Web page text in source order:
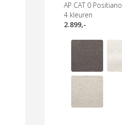
AP CAT 0 Positiano
4 kleuren
2.899,-